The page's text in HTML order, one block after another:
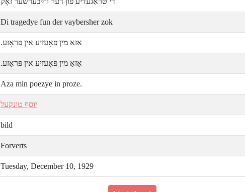
Di tragedye fun der vaybersher zok
אַזאַ מין פּאָעזיע אין פּראָזע.
אַזאַ מין פּאָעזיע אין פּראָזע.
Aza min poezye in proze.
יוסף טונקעל
bild
Forverts
Tuesday, December 10, 1929